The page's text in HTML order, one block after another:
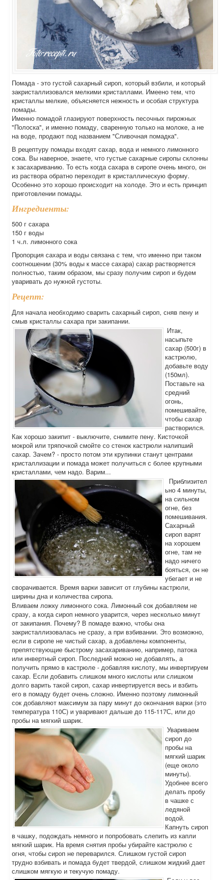
Помада - это густой сахарный сироп, который взбили, и который
закристаллизовался мелкими кристаллами. Имеено тем, что
кристаллы мелкие, объясняется нежность и особая структура
помады.
Именно помадой глазируют поверхность песочных пирожных
"Полоска", и именно помаду, сваренную только на молоке, а не
на воде, продают под названием "Сливочная помадка".
В рецептуру помады входят сахар, вода и немного лимонного
сока. Вы наверное, знаете, что густые сахарные сиропы склонны
к засахариванию. То есть когда сахара в сиропе очень много, он
из раствора обратно переходит в кристаллическую форму.
Особенно это хорошо происходит на холоде. Это и есть принцип
приготовлении помады.
Ингредиенты:
500 г сахара
150 г воды
1 ч.л. лимонного сока
Пропорция сахара и воды связана с тем, что именно при таком
соотношении (30% воды к массе сахара) сахар растворяется
полностью, таким образом, мы сразу получим сироп и будем
уваривать до нужной густоты.
Рецепт:
Для начала необходимо сварить сахарный сироп, сняв пену и
смыв кристаллы сахара при закипании.
Итак,
насыпьте
сахар (500г) в
кастрюлю,
добавьте воду
(150мл).
Поставьте на
средний
огонь,
помешивайте,
чтобы сахар
растворился.
Как хорошо закипит - выключите, снимите пену. Кисточкой
мокрой или тряпочкой смойте со стенок кастрюли налипший
сахар. Зачем? - просто потом эти крупинки станут центрами
кристаллизации и помада может получиться с более крупными
кристаллами, чем надо. Варим...
Приблизител
ьно 4 минуты,
на сильном
огне, без
помешивания.
Сахарный
сироп варят
на хорошем
огне, там не
надо ничего
бояться, он не
убегает и не
сворачивается. Время варки зависит от глубины кастрюли,
ширины дна и количества сиропа.
Вливаем ложку лимонного сока. Лимонный сок добавляем не
сразу, а когда сироп немного уварится, через несколько минут
от закипания. Почему? В помаде важно, чтобы она
закристаллизовалась не сразу, а при взбивании. Это возможно,
если в сиропе не чистый сахар, а добавлены компоненты,
препятствующие быстрому засахариванию, например, патока
или инвертный сироп. Последний можно не добавлять, а
получить прямо в кастрюле - добавляя кислоту, мы инвертируем
сахар. Если добавить слишком много кислоты или слишком
долго варить такой сироп, сахар инвертируется весь и взбить
его в помаду будет очень сложно. Именно поэтому лимонный
сок добавляют максимум за пару минут до окончания варки (это
температура 110С) и уваривают дальше до 115-117С, или до
пробы на мягкий шарик.
Увариваем
сироп до
пробы на
мягкий шарик
(еще около
минуты).
Удобнее всего
делать пробу
в чашке с
ледяной
водой.
Капнуть сироп
в чашку, подождать немного и попробовать слепить из капли
мягкий шарик. На время снятия пробы убирайте кастрюлю с
огня, чтобы сироп не переварился. Слишком густой сироп
трудно взбивать и помада будет твердой, слишком жидкий дает
слишком мягкую и текучую помаду.